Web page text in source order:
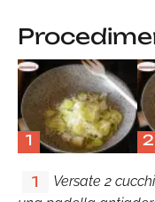
1 2
1
Versate 2